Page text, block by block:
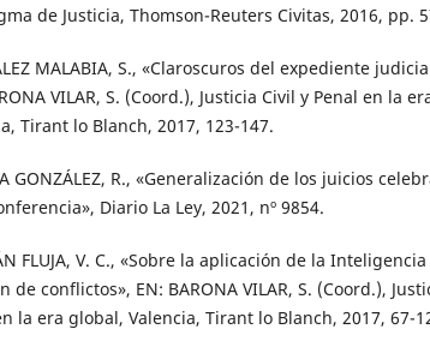
de Justicia, Thomson-Reuters Civitas, 2016, pp.
MALABIA, S., «Claroscuros del expediente
VILAR, S. (Coord.), Justicia Civil y Penal en la
Tirant lo Blanch, 2017, 123-147.
GONZÁLEZ, R., «Generalización de los juicios
Diario La Ley, 2021, nº 9854.
FLUJA, V. C., «Sobre la aplicación de la
de conflictos», EN: BARONA VILAR, S. (Coord.),
la era global, Valencia, Tirant lo Blanch, 2017, 67-